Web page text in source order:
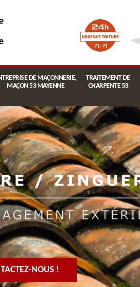
DE MAÇONNERIE,
MAÇON 53 MAYENNE
TRAITEMENT DE
CHARPENTE 53
NOUS !